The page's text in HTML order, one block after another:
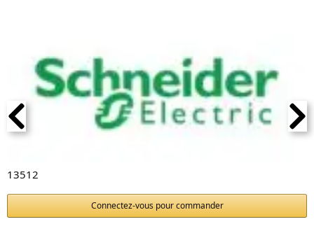
13512
Connectez-vous pour commander